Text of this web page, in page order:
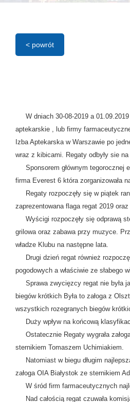
< powrót
W dniach 30-08-2019 a 01.09.2019
aptekarskie , lub firmy
Izba Aptekarska w Warszawie po
wraz z kibicami. Regaty odbyły sie
Sponsorem głównym tegorocznej
firma Everest 6 która zorganizowała
Regaty rozpoczęły się w piątek
zaprezentowana flaga regat 2019
Wyścigi rozpoczęły się odprawą
grilowa oraz zabawa przy muzyce.
władze Klubu na następne lata.
Drugi dzień regat również
pogodowych a właściwie ze słabego
Sprawa zwycięzcy regat nie była
biegów krótkich Była to załoga z
wszystkich rozegranych biegów
Duży wpływ na końcową
Ostatecznie Regaty wygrała
sternikiem Tomaszem Uchimiakiem.
Natomiast w biegu długim
załoga OIA Białystok ze sternikiem
W śród firm farmaceutycznych
Nad całością regat czuwała